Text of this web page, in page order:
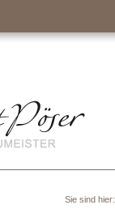
Sie sind hier: